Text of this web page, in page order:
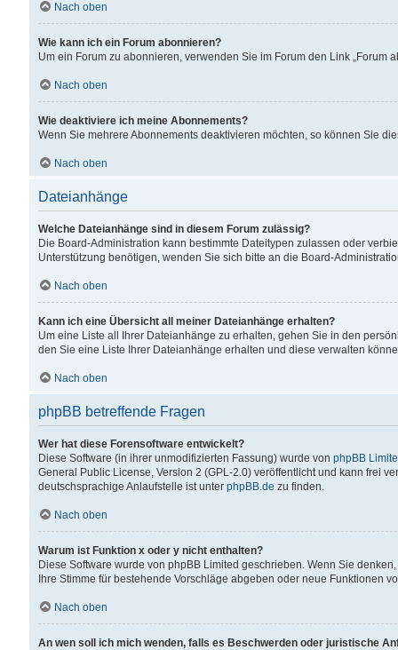
Nach oben
Wie kann ich ein Forum abonnieren?
Um ein Forum zu abonnieren, verwenden Sie im Forum den Link „Forum
Nach oben
Wie deaktiviere ich meine Abonnements?
Wenn Sie mehrere Abonnements deaktivieren möchten, so können Sie
Nach oben
Dateianhänge
Welche Dateianhänge sind in diesem Forum zulässig?
Die Board-Administration kann bestimmte Dateitypen zulassen oder
Unterstützung benötigen, wenden Sie sich bitte an die Board-
Nach oben
Kann ich eine Übersicht all meiner Dateianhänge erhalten?
Um eine Liste all Ihrer Dateianhänge zu erhalten, gehen Sie in den
den Sie eine Liste Ihrer Dateianhänge erhalten und diese verwalten
Nach oben
phpBB betreffende Fragen
Wer hat diese Forensoftware entwickelt?
Diese Software (in ihrer unmodifizierten Fassung) wurde von phpBB
General Public License, Version 2 (GPL-2.0) veröffentlicht und kann frei
deutschsprachige Anlaufstelle ist unter phpBB.de zu finden.
Nach oben
Warum ist Funktion x oder y nicht enthalten?
Diese Software wurde von phpBB Limited geschrieben. Wenn Sie
Ihre Stimme für bestehende Vorschläge abgeben oder neue Funktionen
Nach oben
An wen soll ich mich wenden, falls es Beschwerden oder juristische